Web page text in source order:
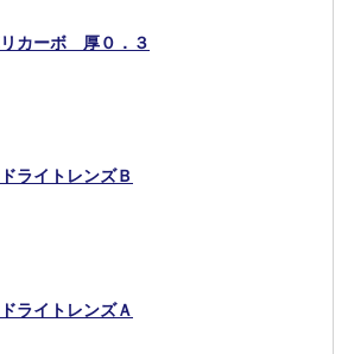
カーボ 厚０．３
ライトレンズＢ
ライトレンズＡ